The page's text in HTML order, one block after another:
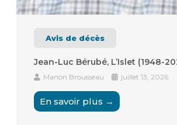
Avis de décès
Jean-Luc Bérubé, L’Islet (1948-
Manon Brousseau juillet 13, 2026
En savoir plus →